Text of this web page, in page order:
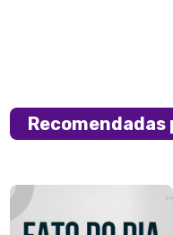
Recomendadas